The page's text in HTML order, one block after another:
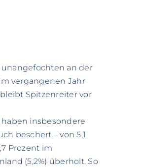
unangefochten an der
vergangenen Jahr
Spitzenreiter vor
insbesondere
beschert – von 5,1
Prozent im
(5,2%) überholt. So